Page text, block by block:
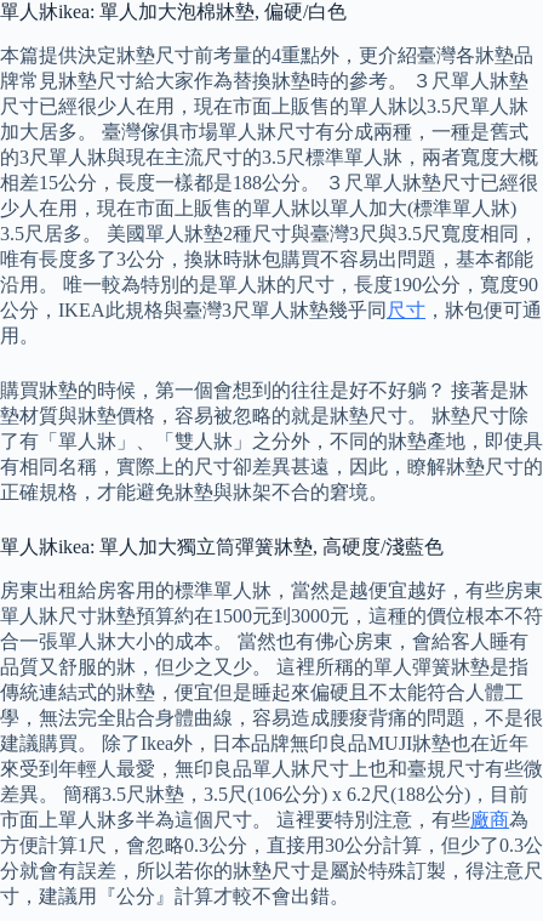
單人牀ikea: 單人加大泡棉牀墊, 偏硬/白色
本篇提供決定牀墊尺寸前考量的4重點外，更介紹臺灣各牀墊品
牌常見牀墊尺寸給大家作為替換牀墊時的參考。 ３尺單人牀墊
尺寸已經很少人在用，現在市面上販售的單人牀以3.5尺單人牀
加大居多。 臺灣傢俱市場單人牀尺寸有分成兩種，一種是舊式
的3尺單人牀與現在主流尺寸的3.5尺標準單人牀，兩者寬度大概
相差15公分，長度一樣都是188公分。 ３尺單人牀墊尺寸已經很
少人在用，現在市面上販售的單人牀以單人加大(標準單人牀)
3.5尺居多。 美國單人牀墊2種尺寸與臺灣3尺與3.5尺寬度相同，
唯有長度多了3公分，換牀時牀包購買不容易出問題，基本都能
沿用。 唯一較為特別的是單人牀的尺寸，長度190公分，寬度90
公分，IKEA此規格與臺灣3尺單人牀墊幾乎同 尺寸 ，牀包便可通
用。
購買牀墊的時候，第一個會想到的往往是好不好躺？ 接著是牀
墊材質與牀墊價格，容易被忽略的就是牀墊尺寸。 牀墊尺寸除
了有「單人牀」、「雙人牀」之分外，不同的牀墊產地，即使具
有相同名稱，實際上的尺寸卻差異甚遠，因此，瞭解牀墊尺寸的
正確規格，才能避免牀墊與牀架不合的窘境。
單人牀ikea: 單人加大獨立筒彈簧牀墊, 高硬度/淺藍色
房東出租給房客用的標準單人牀，當然是越便宜越好，有些房東
單人牀尺寸牀墊預算約在1500元到3000元，這種的價位根本不符
合一張單人牀大小的成本。 當然也有佛心房東，會給客人睡有
品質又舒服的牀，但少之又少。 這裡所稱的單人彈簧牀墊是指
傳統連結式的牀墊，便宜但是睡起來偏硬且不太能符合人體工
學，無法完全貼合身體曲線，容易造成腰痠背痛的問題，不是很
建議購買。 除了Ikea外，日本品牌無印良品MUJI牀墊也在近年
來受到年輕人最愛，無印良品單人牀尺寸上也和臺規尺寸有些微
差異。 簡稱3.5尺牀墊，3.5尺(106公分) x 6.2尺(188公分)，目前
市面上單人牀多半為這個尺寸。 這裡要特別注意，有些廠商為
方便計算1尺，會忽略0.3公分，直接用30公分計算，但少了0.3公
分就會有誤差，所以若你的牀墊尺寸是屬於特殊訂製，得注意尺
寸，建議用『公分』計算才較不會出錯。